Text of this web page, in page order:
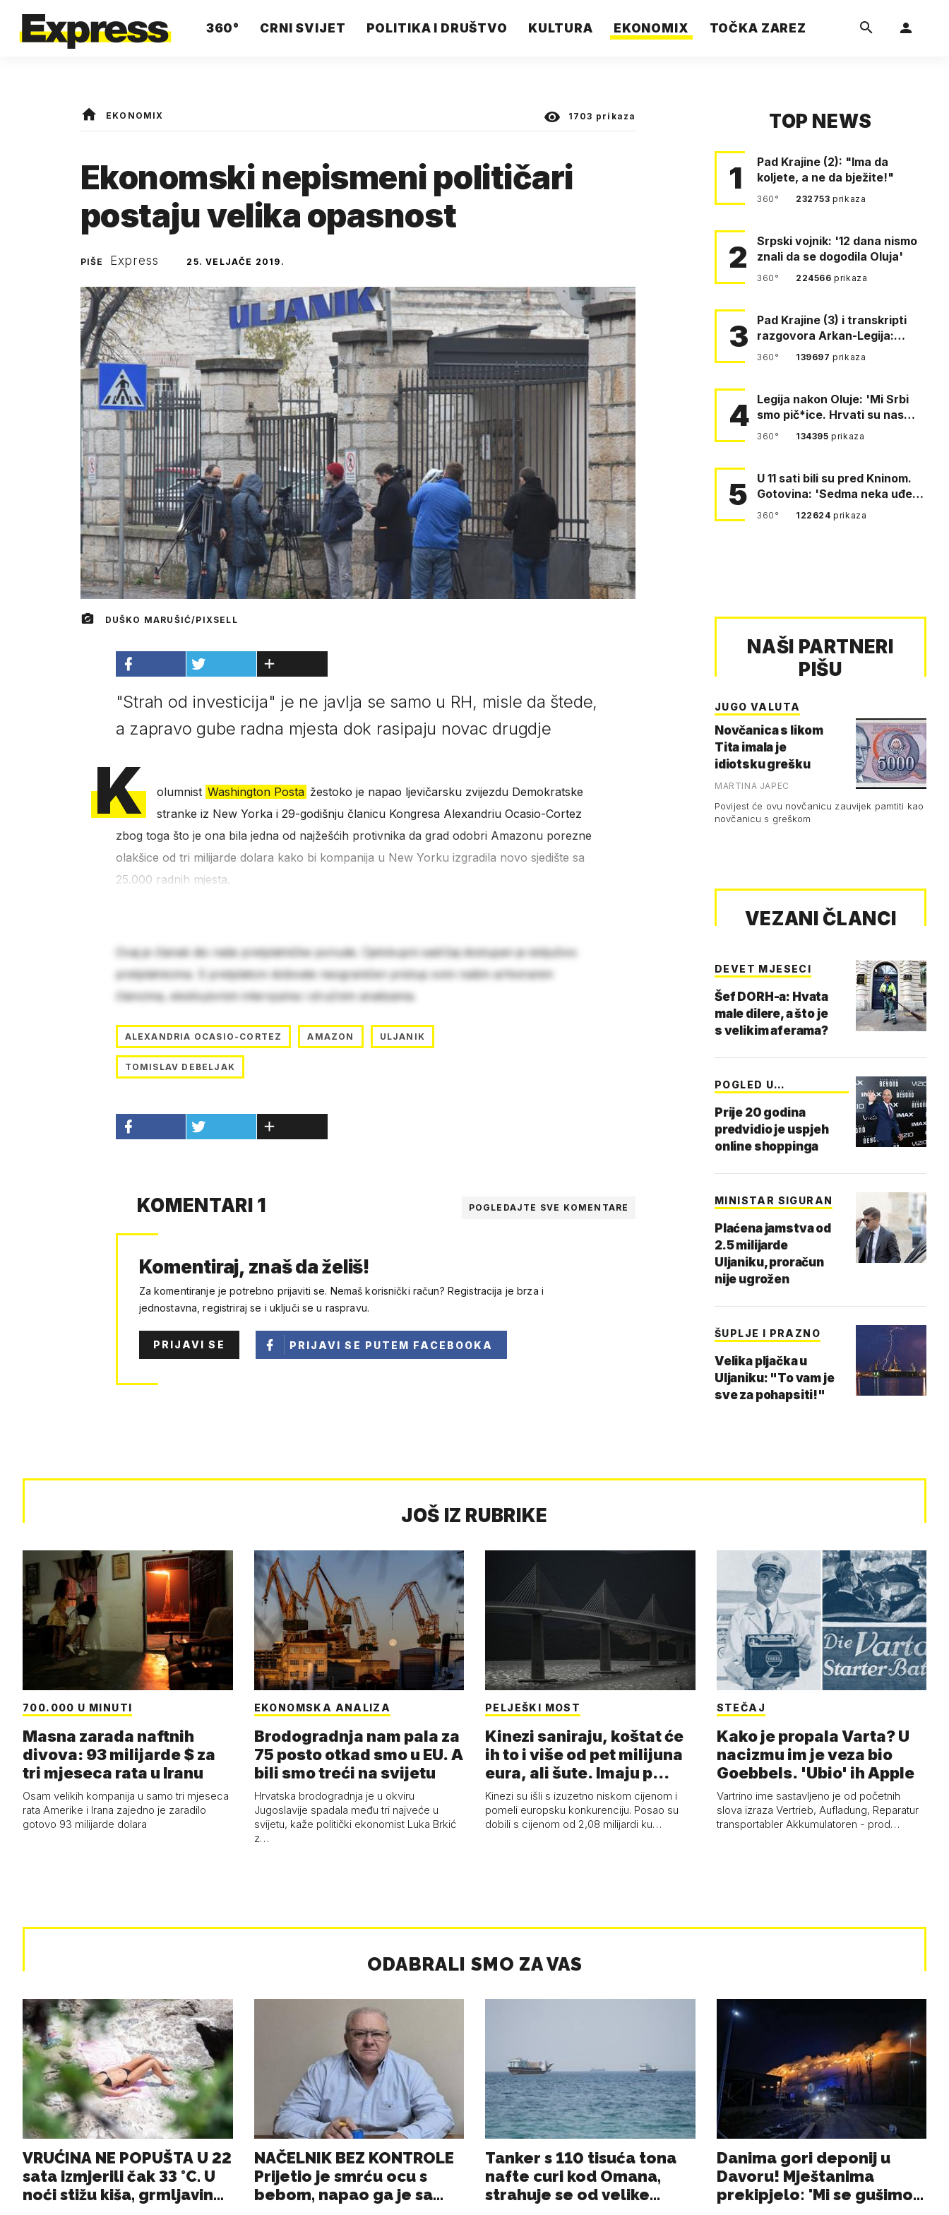
360° CRNI SVIJET POLITIKA I DRUŠTVO KULTURA EKONOMIX TOČKA ZAREZ
EKONOMIX 1703 prikaza
Ekonomski nepismeni političari
postaju velika opasnost
PIŠE Express 25. VELJAČE 2019.
DUŠKO MARUŠIĆ/PIXSELL
"Strah od investicija" je ne javlja se samo u RH, misle da štede,
a zapravo gube radna mjesta dok rasipaju novac drugdje
K olumnist Washington Posta žestoko je napao ljevičarsku zvijezdu Demokratske
stranke iz New Yorka i 29-godišnju članicu Kongresa Alexandriu Ocasio-Cortez
zbog toga što je ona bila jedna od najžešćih protivnika da grad odobri Amazonu porezne
olakšice od tri milijarde dolara kako bi kompanija u New Yorku izgradila novo sjedište sa
25.000 radnih mjesta.
Ovaj je članak dio naše pretplatničke ponude. Cjelokupni sadržaj dostupan je isključivo
pretplatnicima. S pretplatom dobivate neograničen pristup svim našim arhiviranim
člancima, ekskluzivnim intervjuima i stručnim analizama.
ALEXANDRIA OCASIO-CORTEZ AMAZON ULJANIK
TOMISLAV DEBELJAK
KOMENTARI 1 POGLEDAJTE SVE KOMENTARE
Komentiraj, znaš da želiš!
Za komentiranje je potrebno prijaviti se. Nemaš korisnički račun? Registracija je brza i
jednostavna, registriraj se i uključi se u raspravu.
PRIJAVI SE PRIJAVI SE PUTEM FACEBOOKA
TOP NEWS
1
Pad Krajine (2): "Ima da
koljete, a ne da bježite!"
360° 232753prikaza
2
Srpski vojnik: '12 dana nismo
znali da se dogodila Oluja'
360° 224566prikaza
3
Pad Krajine (3) i transkripti
razgovora Arkan-Legija:
'Čujem, prelazite ustašam…
360° 139697prikaza
4 Legija nakon Oluje: 'Mi Srbi
smo pič*ice. Hrvati su nas
pomeli!'
360° 134395prikaza
5
U 11 sati bili su pred Kninom.
Gotovina: 'Sedma neka uđe,
4. gardijska neka g…
360° 122624prikaza
NAŠI PARTNERI
PIŠU
JUGO VALUTA
Novčanica s likom
Tita imala je
idiotsku grešku
MARTINA JAPEC
Povijest će ovu novčanicu zauvijek pamtiti kao
novčanicu s greškom
VEZANI ČLANCI
DEVET MJESECI
Šef DORH-a: Hvata
male dilere, a što je
s velikim aferama?
POGLED U
Prije 20 godina
predvidio je uspjeh
online shoppinga
MINISTAR SIGURAN
Plaćena jamstva od
2.5 milijarde
Uljaniku, proračun
nije ugrožen
ŠUPLJE I PRAZNO
Velika pljačka u
Uljaniku: "To vam je
sve za pohapsiti!"
JOŠ IZ RUBRIKE
700.000 U MINUTI
Masna zarada naftnih
divova: 93 milijarde $ za
tri mjeseca rata u Iranu
Osam velikih kompanija u samo tri mjeseca
rata Amerike i Irana zajedno je zaradilo
gotovo 93 milijarde dolara
EKONOMSKA ANALIZA
Brodogradnja nam pala za
75 posto otkad smo u EU. A
bili smo treći na svijetu
Hrvatska brodogradnja je u okviru
Jugoslavije spadala među tri najveće u
svijetu, kaže politički ekonomist Luka Brkić
z…
PELJEŠKI MOST
Kinezi saniraju, koštat će
ih to i više od pet milijuna
eura, ali šute. Imaju p…
Kinezi su išli s izuzetno niskom cijenom i
pomeli europsku konkurenciju. Posao su
dobili s cijenom od 2,08 milijardi ku…
STEČAJ
Kako je propala Varta? U
nacizmu im je veza bio
Goebbels. 'Ubio' ih Apple
Vartrino ime sastavljeno je od početnih
slova izraza Vertrieb, Aufladung, Reparatur
transportabler Akkumulatoren - prod…